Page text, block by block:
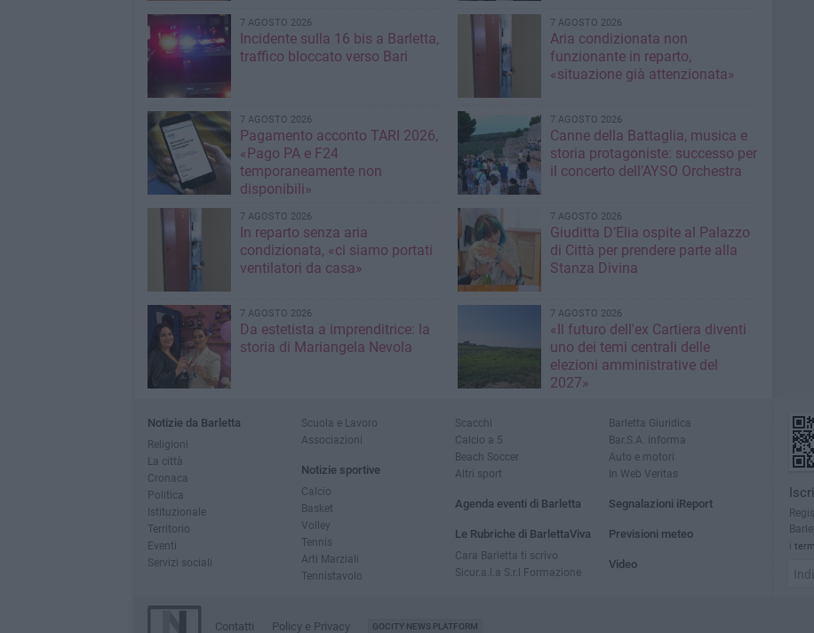
7 AGOSTO 2026
Incidente sulla 16 bis a Barletta,
traffico bloccato verso Bari
7 AGOSTO 2026
Aria condizionata non
funzionante in reparto,
«situazione già attenzionata»
7 AGOSTO 2026
Pagamento acconto TARI 2026,
«Pago PA e F24
temporaneamente non
disponibili»
7 AGOSTO 2026
Canne della Battaglia, musica e
storia protagoniste: successo per
il concerto dell’AYSO Orchestra
7 AGOSTO 2026
In reparto senza aria
condizionata, «ci siamo portati
ventilatori da casa»
7 AGOSTO 2026
Giuditta D’Elia ospite al Palazzo
di Città per prendere parte alla
Stanza Divina
7 AGOSTO 2026
Da estetista a imprenditrice: la
storia di Mariangela Nevola
7 AGOSTO 2026
«Il futuro dell'ex Cartiera diventi
uno dei temi centrali delle
elezioni amministrative del
2027»
Notizie da Barletta
Religioni
La città
Cronaca
Politica
Istituzionale
Territorio
Eventi
Servizi sociali
Scuola e Lavoro
Associazioni
Notizie sportive
Calcio
Basket
Volley
Tennis
Arti Marziali
Tennistavolo
Scacchi
Calcio a 5
Beach Soccer
Altri sport
Agenda eventi di Barletta
Le Rubriche di BarlettaViva
Cara Barletta ti scrivo
Sicur.a.l.a S.r.l Formazione
Barletta Giuridica
Bar.S.A. informa
Auto e motori
In Web Veritas
Segnalazioni iReport
Previsioni meteo
Video
i
Contatti Policy e Privacy GOCITY NEWS PLATFORM